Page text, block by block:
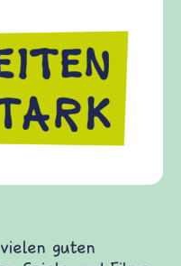
ein Internet-Angebot
das zu
Frieden, Streit und
einen Austausch zu
ermöglicht. frieden-
auf wichtige
Gewalt.